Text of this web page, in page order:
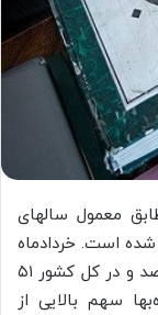
معمول سالهای
است. خردادماه
امسال نرخ رشد سالیانه اجاره در تهران ۴۶ درصد و در کل کشور ۵۱
سهم بالایی از